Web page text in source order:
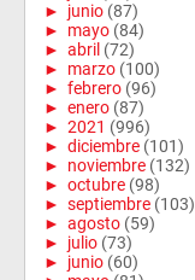
► junio (87)
► mayo (84)
► abril (72)
► marzo (100)
► febrero (96)
► enero (87)
► 2021 (996)
► diciembre (101)
► noviembre (132)
► octubre (98)
► septiembre (103)
► agosto (59)
► julio (73)
► junio (60)